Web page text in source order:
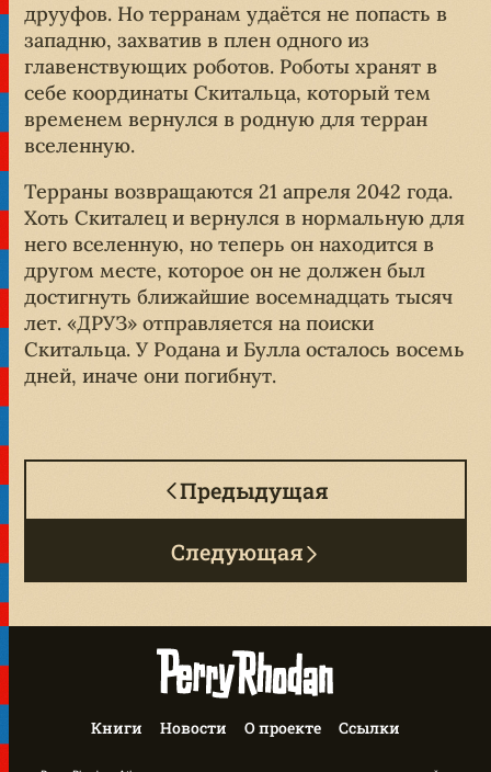
друуфов. Но терранам удаётся не попасть в
западню, захватив в плен одного из
главенствующих роботов. Роботы хранят в
себе координаты Скитальца, который тем
временем вернулся в родную для терран
вселенную.
Терраны возвращаются 21 апреля 2042 года.
Хоть Скиталец и вернулся в нормальную для
него вселенную, но теперь он находится в
другом месте, которое он не должен был
достигнуть ближайшие восемнадцать тысяч
лет. «ДРУЗ» отправляется на поиски
Скитальца. У Родана и Булла осталось восемь
дней, иначе они погибнут.
Предыдущая
Следующая
Книги Новости О проекте Ссылки